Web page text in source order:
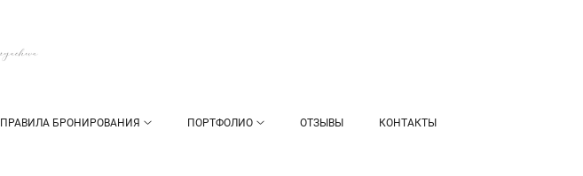
ПРАВИЛА БРОНИРОВАНИЯ ПОРТФОЛИО ОТЗЫВЫ КОНТАКТЫ